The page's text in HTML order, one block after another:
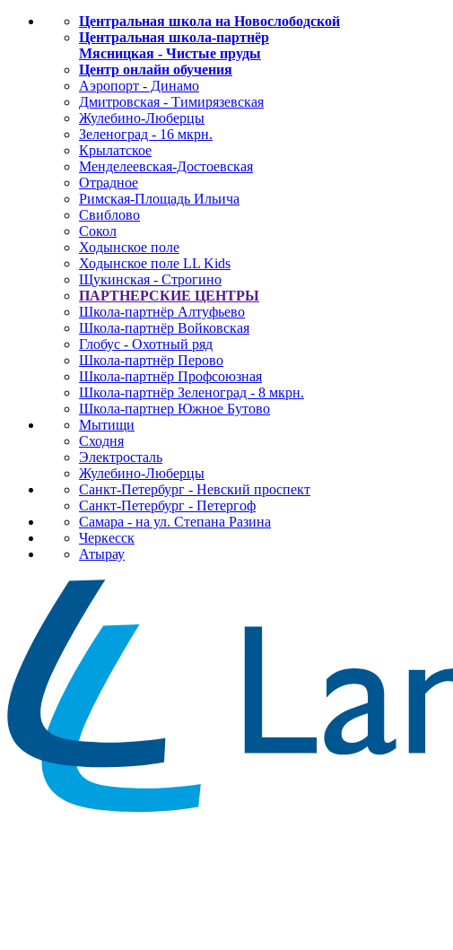
Центральная школа на Новослободской
Центральная школа-партнёр
Мясницкая - Чистые пруды
Центр онлайн обучения
Аэропорт - Динамо
Дмитровская - Тимирязевская
Жулебино-Люберцы
Зеленоград - 16 мкрн.
Крылатское
Менделеевская-Достоевская
Отрадное
Римская-Площадь Ильича
Свиблово
Сокол
Ходынское поле
Ходынское поле LL Kids
Щукинская - Строгино
ПАРТНЕРСКИЕ ЦЕНТРЫ
Школа-партнёр Алтуфьево
Школа-партнёр Войковская
Глобус - Охотный ряд
Школа-партнёр Перово
Школа-партнёр Профсоюзная
Школа-партнёр Зеленоград - 8 мкрн.
Школа-партнер Южное Бутово
Мытищи
Сходня
Электросталь
Жулебино-Люберцы
Санкт-Петербург - Невский проспект
Санкт-Петербург - Петергоф
Самара - на ул. Степана Разина
Черкесск
Атырау